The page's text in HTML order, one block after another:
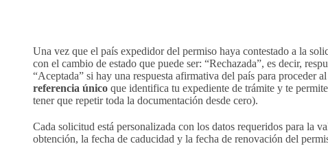
Una vez que el país expedidor del permiso haya contestado a la
con el cambio de estado que puede ser: “Rechazada”, es decir,
“Aceptada” si hay una respuesta afirmativa del país para proceder
referencia único que identifica tu expediente de trámite y te
tener que repetir toda la documentación desde cero).
Cada solicitud está personalizada con los datos requeridos para la
obtención, la fecha de caducidad y la fecha de renovación del